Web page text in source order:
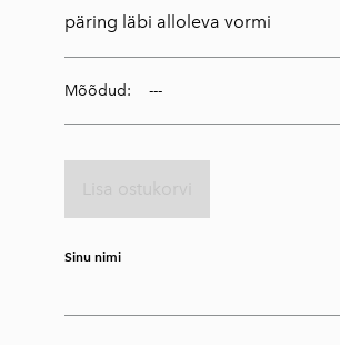
päring läbi alloleva vormi
Mõõdud:
Sinu nimi